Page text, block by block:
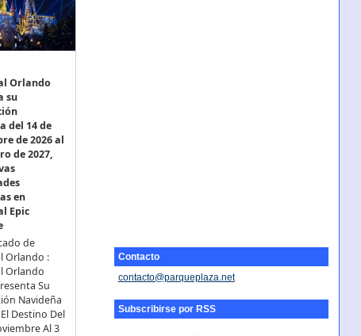
Contacto
contacto@parqueplaza.net
Subscribirse por RSS